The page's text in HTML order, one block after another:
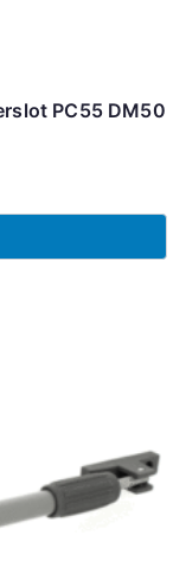
PC55 DM50